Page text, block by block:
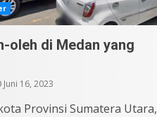
oleh di Medan yang
Juni 16, 2023
Provinsi Sumatera Utara,